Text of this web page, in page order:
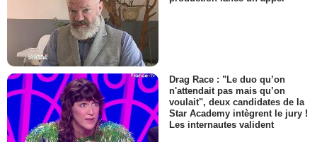
Drag Race : "Le duo qu’on
n'attendait pas mais qu’on
voulait", deux candidates de la
Star Academy intègrent le jury !
Les internautes valident